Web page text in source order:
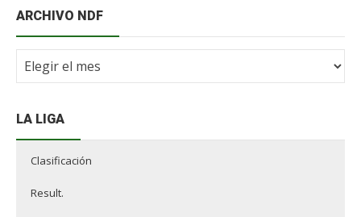
ARCHIVO NDF
Archivo
LA LIGA
Clasificación
Result.